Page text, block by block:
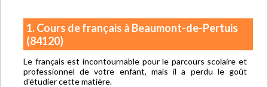
1. Cours de français à Beaumont-de-Pertuis
(84120)
Le français est incontournable pour le parcours scolaire et
professionnel de votre enfant, mais il a perdu le goût
d'étudier cette matière.